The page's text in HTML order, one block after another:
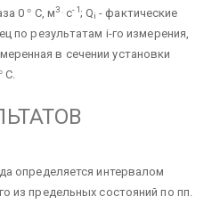
0° С, м3 . с-1; Qi - фактические
по результатам i-го измерения,
в сечении установки
С.
определяется интервалом
из предельных состояний по пп.